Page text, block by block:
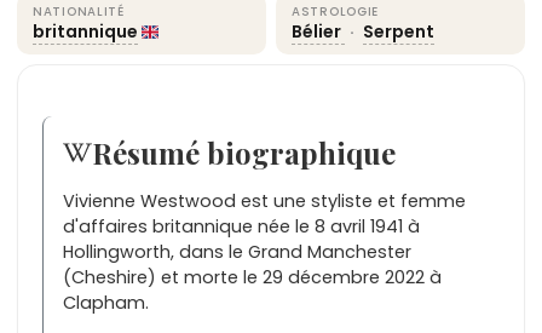
NATIONALITÉ
britannique
ASTROLOGIE
Bélier · Serpent
Résumé biographique
Vivienne Westwood est une styliste et femme
d'affaires britannique née le 8 avril 1941 à
Hollingworth, dans le Grand Manchester
(Cheshire) et morte le 29 décembre 2022 à
Clapham.